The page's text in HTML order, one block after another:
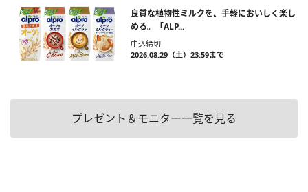
良質な植物性ミルクを、手軽においしく楽し
める。「ALP...
申込締切
2026.08.29（土）23:59まで
プレゼント＆モニター一覧を見る